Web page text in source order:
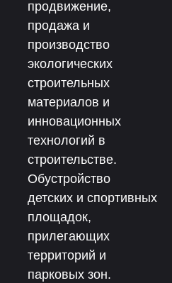
продвижение,
продажа и
производство
экологических
строительных
материалов и
инновационных
технологий в
строительстве.
Обустройство
детских и спортивных
площадок,
прилегающих
территорий и
парковых зон.